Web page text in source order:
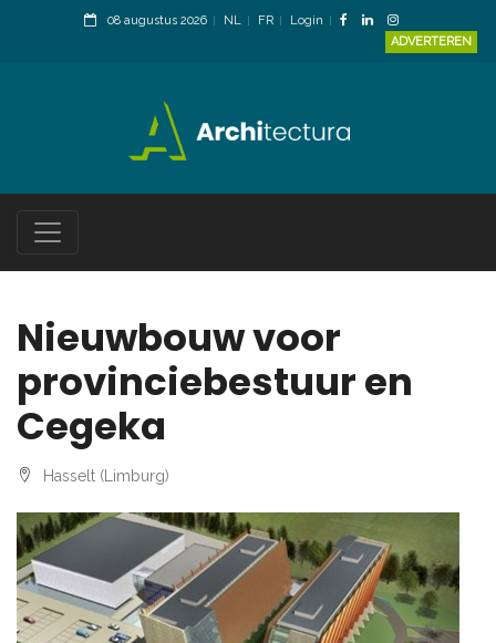
08 augustus 2026 NL FR
Login
ADVERTEREN
Nieuwbouw voor
provinciebestuur en
Cegeka
Hasselt (Limburg)